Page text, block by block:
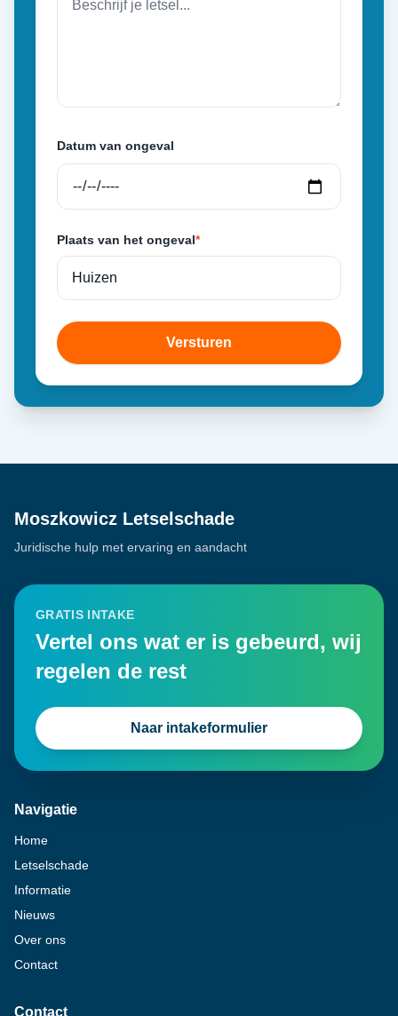
Datum van ongeval
Plaats van het ongeval*
Versturen
Moszkowicz Letselschade
Juridische hulp met ervaring en aandacht
GRATIS INTAKE
Vertel ons wat er is gebeurd, wij
regelen de rest
Naar intakeformulier
Navigatie
Home
Letselschade
Informatie
Nieuws
Over ons
Contact
Contact